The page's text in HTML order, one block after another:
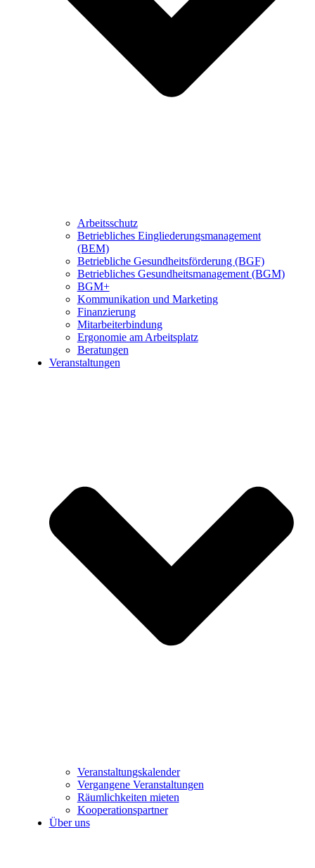
Arbeitsschutz
Betriebliches Eingliederungsmanagement
(BEM)
Betriebliche Gesundheitsförderung (BGF)
Betriebliches Gesundheitsmanagement (BGM)
BGM+
Kommunikation und Marketing
Finanzierung
Mitarbeiterbindung
Ergonomie am Arbeitsplatz
Beratungen
Veranstaltungen
Veranstaltungskalender
Vergangene Veranstaltungen
Räumlichkeiten mieten
Kooperationspartner
Über uns